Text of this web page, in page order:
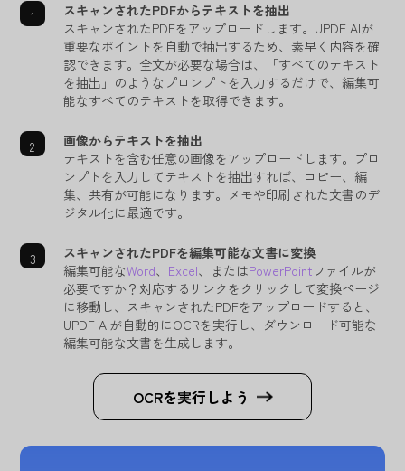
スキャンされたPDFからテキストを抽出
スキャンされたPDFをアップロードします。UPDF AIが
重要なポイントを自動で抽出するため、素早く内容を確
認できます。全文が必要な場合は、「すべてのテキスト
を抽出」のようなプロンプトを入力するだけで、編集可
能なすべてのテキストを取得できます。
画像からテキストを抽出
テキストを含む任意の画像をアップロードします。プロ
ンプトを入力してテキストを抽出すれば、コピー、編
集、共有が可能になります。メモや印刷された文書のデ
ジタル化に最適です。
スキャンされたPDFを編集可能な文書に変換
編集可能なWord、 Excel、またはPowerPointファイルが
必要ですか？対応するリンクをクリックして変換ページ
に移動し、スキャンされたPDFをアップロードすると、
UPDF AIが自動的にOCRを実行し、ダウンロード可能な
編集可能な文書を生成します。
OCRを実行しよう